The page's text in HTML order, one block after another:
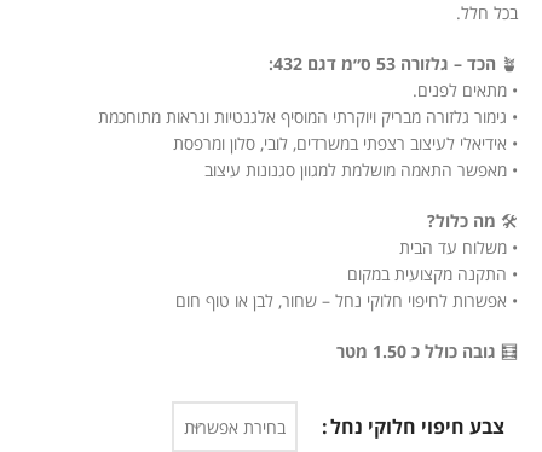
בכל חלל.
🪴 הכד – גלזורה 53 ס״מ דגם 432
:
• מתאים לפנים.
• גימור גלזורה מבריק ויוקרתי המוסיף אלגנטיות ונראות מתוחכמת
• אידיאלי לעיצוב רצפתי במשרדים, לובי, סלון ומרפסת
• מאפשר התאמה מושלמת למגוון סגנונות עיצוב
🛠️ מה כלול?
• משלוח עד הבית
• התקנה מקצועית במקום
• אפשרות לחיפוי חלוקי נחל – שחור, לבן או טוף חום
🧮 גובה כולל כ 1.50 מטר
צבע חיפוי חלוקי נחל